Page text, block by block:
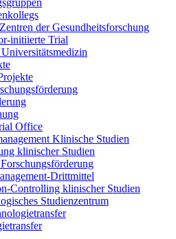
der Gesundheitsforschung
initiierte Trial
Office
Klinische Studien
klinischer Studien
Drittmittel
Controlling klinischer Studien
Studienzentrum